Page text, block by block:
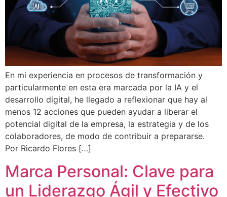
En mi experiencia en procesos de transformación y
particularmente en esta era marcada por la IA y el
desarrollo digital, he llegado a reflexionar que hay al
menos 12 acciones que pueden ayudar a liberar el
potencial digital de la empresa, la estrategia y de los
colaboradores, de modo de contribuir a prepararse.
Por Ricardo Flores […]
Marca Personal: Clave para
un Liderazgo Ágil y Efectivo